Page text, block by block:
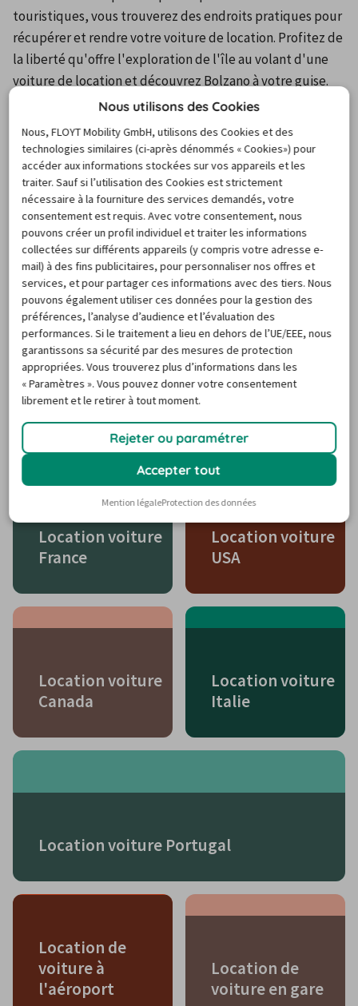
touristiques, vous trouverez des endroits pratiques pour
récupérer et rendre votre voiture de location. Profitez de
la liberté qu'offre l'exploration de l'île au volant d'une
voiture de location et découvrez Bolzano à votre guise.
Pour visualiser la carte et les informations sur les
stations, merci d’activer les cookies.
Cliquez ici pour gérer vos paramètres de cookies.
Destinations de voyage
populaires
Location voiture
France
Location voiture
USA
Location voiture
Canada
Location voiture
Italie
Location voiture Portugal
Location de
voiture à
l'aéroport
Location de
voiture en gare
Nous utilisons des Cookies
Nous, FLOYT Mobility GmbH, utilisons des Cookies et des
technologies similaires (ci-après dénommés « Cookies») pour
accéder aux informations stockées sur vos appareils et les
traiter. Sauf si l’utilisation des Cookies est strictement
nécessaire à la fourniture des services demandés, votre
consentement est requis. Avec votre consentement, nous
pouvons créer un profil individuel et traiter les informations
collectées sur différents appareils (y compris votre adresse e-
mail) à des fins publicitaires, pour personnaliser nos offres et
services, et pour partager ces informations avec des tiers. Nous
pouvons également utiliser ces données pour la gestion des
préférences, l’analyse d’audience et l’évaluation des
performances. Si le traitement a lieu en dehors de l’UE/EEE, nous
garantissons sa sécurité par des mesures de protection
appropriées. Vous trouverez plus d’informations dans les
« Paramètres ». Vous pouvez donner votre consentement
librement et le retirer à tout moment.
Rejeter ou paramétrer
Accepter tout
Mention légaleProtection des données